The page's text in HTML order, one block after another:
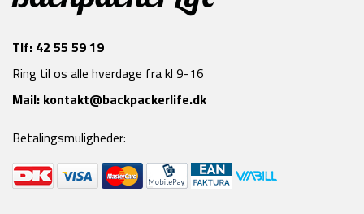
Tlf: 42 55 59 19
Ring til os alle hverdage fra kl 9-16
Mail: kontakt@backpackerlife.dk
Betalingsmuligheder: